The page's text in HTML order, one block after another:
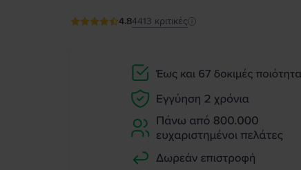
4.84413 κριτικές